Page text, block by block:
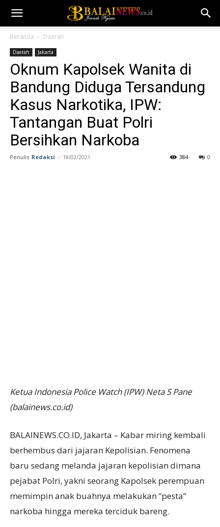
Beranda Daerah
Daerah Jakarta
Oknum Kapolsek Wanita di
Bandung Diduga Tersandung
Kasus Narkotika, IPW:
Tantangan Buat Polri
Bersihkan Narkoba
Penulis Redaksi - 18/02/2021 0
384
Ketua Indonesia Police Watch (IPW) Neta S Pane
(balainews.co.id)
BALAINEWS.CO.ID, Jakarta – Kabar miring kembali
berhembus dari jajaran Kepolisian. Fenomena
baru sedang melanda jajaran kepolisian dimana
pejabat Polri, yakni seorang Kapolsek perempuan
memimpin anak buahnya melakukan “pesta”
narkoba hingga mereka terciduk bareng.